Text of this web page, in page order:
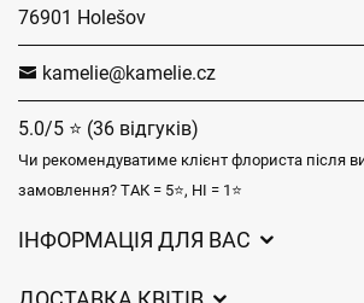
76901 Holešov
kamelie@kamelie.cz
5.0/5 ⭐ (36 відгуків)
Чи рекомендуватиме клієнт флориста після
замовлення? ТАК = 5⭐, НІ = 1⭐
ІНФОРМАЦІЯ ДЛЯ ВАС